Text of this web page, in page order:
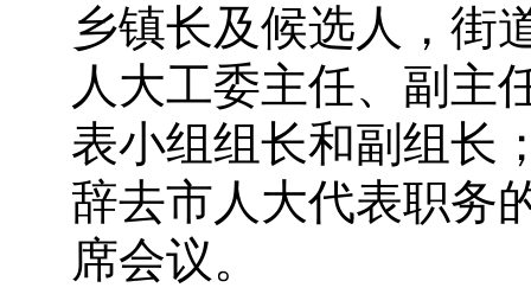
乡镇长及候选人，街
人大工委主任、副主
表小组组长和副组长
辞去市人大代表职务
席会议。